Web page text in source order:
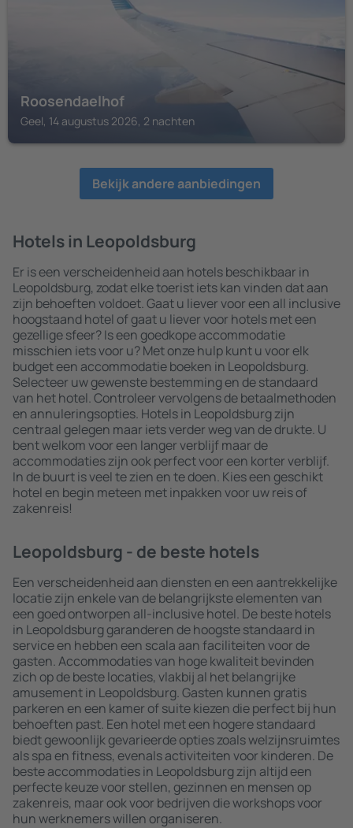
Roosendaelhof
Geel, 14 augustus 2026, 2 nachten
Bekijk andere aanbiedingen
Hotels in Leopoldsburg
Er is een verscheidenheid aan hotels beschikbaar in
Leopoldsburg, zodat elke toerist iets kan vinden dat aan
zijn behoeften voldoet. Gaat u liever voor een all inclusive
hoogstaand hotel of gaat u liever voor hotels met een
gezellige sfeer? Is een goedkope accommodatie
misschien iets voor u? Met onze hulp kunt u voor elk
budget een accommodatie boeken in Leopoldsburg.
Selecteer uw gewenste bestemming en de standaard
van het hotel. Controleer vervolgens de betaalmethoden
en annuleringsopties. Hotels in Leopoldsburg zijn
centraal gelegen maar iets verder weg van de drukte. U
bent welkom voor een langer verblijf maar de
accommodaties zijn ook perfect voor een korter verblijf.
In de buurt is veel te zien en te doen. Kies een geschikt
hotel en begin meteen met inpakken voor uw reis of
zakenreis!
Leopoldsburg - de beste hotels
Een verscheidenheid aan diensten en een aantrekkelijke
locatie zijn enkele van de belangrijkste elementen van
een goed ontworpen all-inclusive hotel. De beste hotels
in Leopoldsburg garanderen de hoogste standaard in
service en hebben een scala aan faciliteiten voor de
gasten. Accommodaties van hoge kwaliteit bevinden
zich op de beste locaties, vlakbij al het belangrijke
amusement in Leopoldsburg. Gasten kunnen gratis
parkeren en een kamer of suite kiezen die perfect bij hun
behoeften past. Een hotel met een hogere standaard
biedt gewoonlijk gevarieerde opties zoals welzijnsruimtes
als spa en fitness, evenals activiteiten voor kinderen. De
beste accommodaties in Leopoldsburg zijn altijd een
perfecte keuze voor stellen, gezinnen en mensen op
zakenreis, maar ook voor bedrijven die workshops voor
hun werknemers willen organiseren.